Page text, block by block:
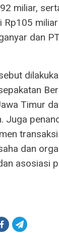
miliar,
Rp105
dan
Timur
Juga
dan
asosiasi